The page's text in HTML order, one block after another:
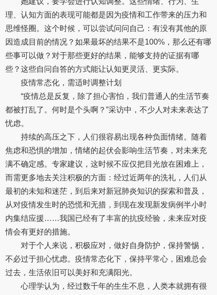
理、认知方面的表现可能都是因为疫情和工作带来的压力和
思维怪圈。这个时候，可以尝试问问自己：有没有其他的原
因造成目前的情况？如果最坏的结果不是100%，那么还有哪
些事可以做？对于那些更好的结果，能够支持的证据有哪
些？这些自问自答的方式能让认知更灵活、更实际。
疫情常态化，需适时调整计划
“疫情总是反复，除了担心害怕，我们普通人的生活节奏
都被打乱了。何时是个头啊？”采访中，不少人对未来表达了
忧虑。
持续的高压之下，人们很容易出现各种负面情绪。随着
焦虑和恐惧的增加，情绪的起伏会影响生活节奏，对未来充
满不确定感。专家建议，这时候不应仅把目光放在困难上，
而需更多地去关注积极的方面：经过近两年的洗礼，人们从
最初的未知和迷茫，到后来对新冠肺炎知识的探索和普及，
从对疫情发生时的恐慌和无措，到现在发现新发病例半小时
内集结应援……我国已经有了丰富的抗疫经验，未来应对疫
情会有更好的措施。
对于个人来说，积极应对，做好自身防护，保持警惕，
不必过于担心忧虑。疫情常态化下，保持平常心，困难总会
过去，生活依旧可以美好和充满阳光。
心理学认为，经过数千年的生生不息，人类本就拥有很